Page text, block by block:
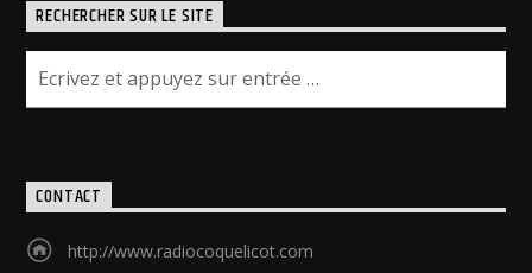
RECHERCHER SUR LE SITE
CONTACT
http://www.radiocoquelicot.com